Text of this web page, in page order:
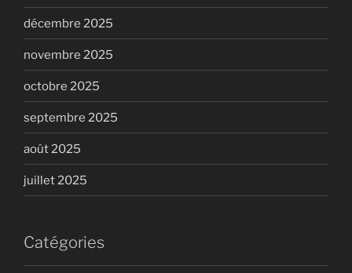
décembre 2025
novembre 2025
octobre 2025
septembre 2025
août 2025
juillet 2025
Catégories